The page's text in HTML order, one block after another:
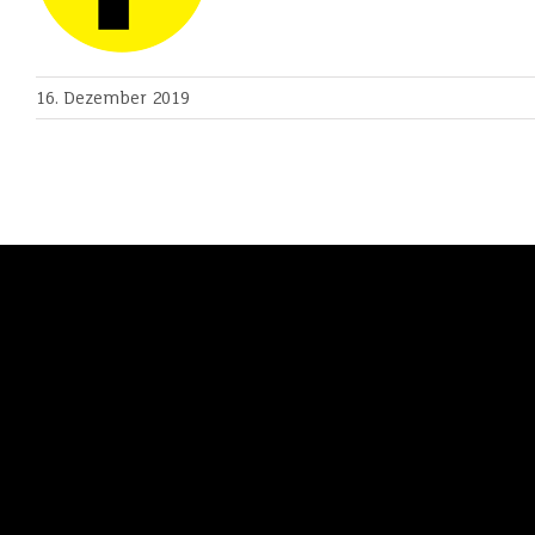
16. Dezember 2019